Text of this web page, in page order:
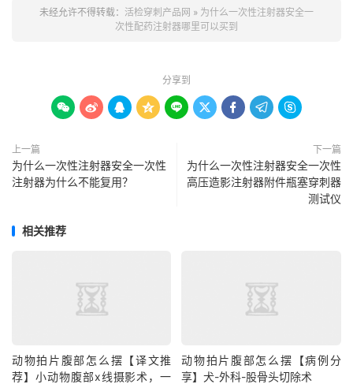
未经允许不得转载： 活检穿刺产品网 » 为什么一次性注射器安全一
次性配药注射器哪里可以买到
分享到
        
上一篇
为什么一次性注射器安全一次性
注射器为什么不能复用？
下一篇
为什么一次性注射器安全一次性
高压造影注射器附件瓶塞穿刺器
测试仪
相关推荐
动物拍片腹部怎么摆【译文推
荐】小动物腹部x线摄影术，一
动物拍片腹部怎么摆【病例分
享】犬-外科-股骨头切除术